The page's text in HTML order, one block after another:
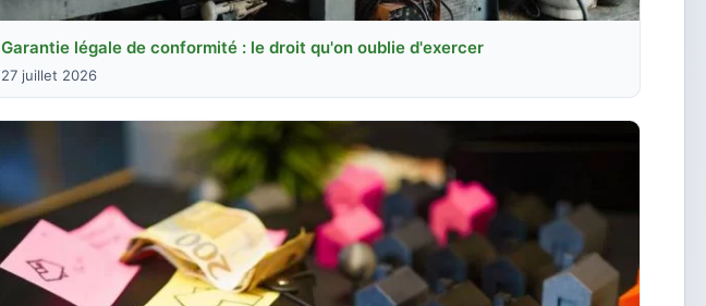
Garantie légale de conformité : le droit qu'on oublie d'exercer
27 juillet 2026